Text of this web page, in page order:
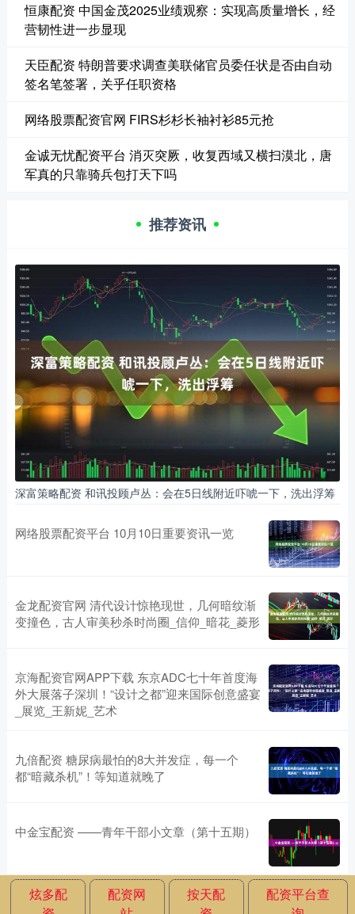
恒康配资 中国金茂2025业绩观察：实现高质量增长，经
营韧性进一步显现
天臣配资 特朗普要求调查美联储官员委任状是否由自动
签名笔签署，关乎任职资格
网络股票配资官网 FIRS杉杉长袖衬衫85元抢
金诚无忧配资平台 消灭突厥，收复西域又横扫漠北，唐
军真的只靠骑兵包打天下吗
推荐资讯
深富策略配资 和讯投顾卢丛：会在5日线附近吓唬一下，洗出浮筹
网络股票配资平台 10月10日重要资讯一览
金龙配资官网 清代设计惊艳现世，几何暗纹渐
变撞色，古人审美秒杀时尚圈_信仰_暗花_菱形
京海配资官网APP下载 东京ADC七十年首度海
外大展落子深圳！“设计之都”迎来国际创意盛宴
_展览_王新妮_艺术
九倍配资 糖尿病最怕的8大并发症，每一个
都“暗藏杀机”！等知道就晚了
中金宝配资 ——青年干部小文章（第十五期）
炫多配
配资网
按天配
配资平台查